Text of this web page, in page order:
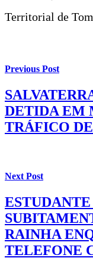
Territorial de
Previous Post
DETIDA EM
TRÁFICO
Next Post
RAINHA
TELEFONE